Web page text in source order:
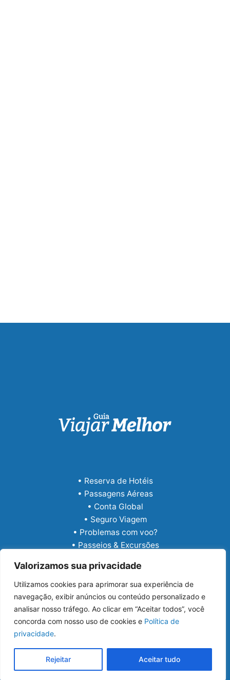
Valorizamos sua privacidade
Utilizamos cookies para aprimorar sua experiência de
navegação, exibir anúncios ou conteúdo personalizado e
analisar nosso tráfego. Ao clicar em “Aceitar todos”, você
concorda com nosso uso de cookies e Política de
privacidade.
Rejeitar Aceitar tudo
• Reserva de Hotéis
• Passagens Aéreas
• Conta Global
• Seguro Viagem
• Problemas com voo?
• Passeios & Excursões
Copyright © 2026 Guia Viajar Melhor